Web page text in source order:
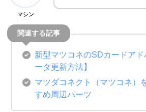
マシン
新型マツコネのSDカードア
ータ更新方法】
マツダコネクト（マツコネ）
すめ周辺パーツ